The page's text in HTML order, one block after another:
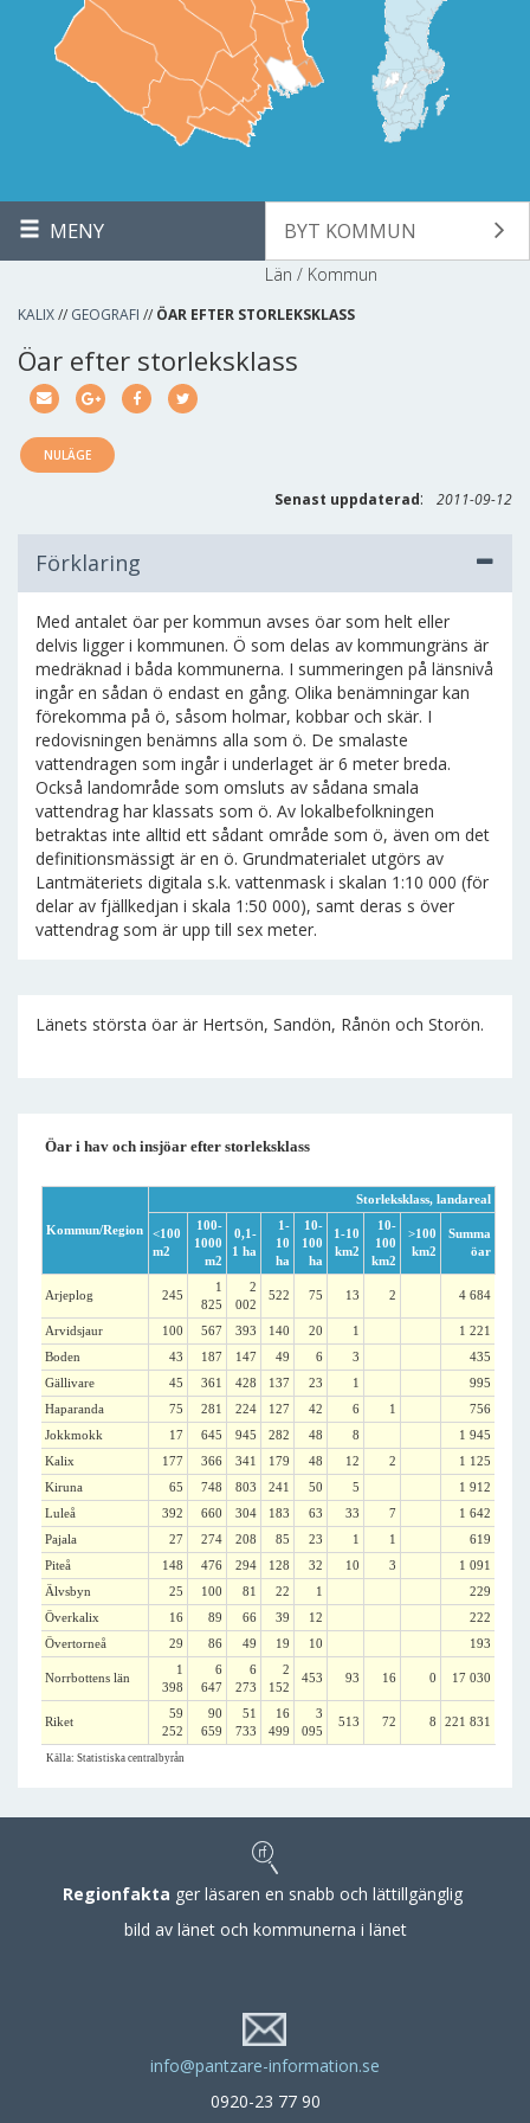
MENY BYT KOMMUN
Län / Kommun
KALIX// GEOGRAFI // ÖAR EFTER STORLEKSKLASS
Öar efter storleksklass
NULÄGE
Senast uppdaterad: 2011-09-12
Förklaring
Med antalet öar per kommun avses öar som helt eller
delvis ligger i kommunen. Ö som delas av kommungräns är
medräknad i båda kommunerna. I summeringen på länsnivå
ingår en sådan ö endast en gång. Olika benämningar kan
förekomma på ö, såsom holmar, kobbar och skär. I
redovisningen benämns alla som ö. De smalaste
vattendragen som ingår i underlaget är 6 meter breda.
Också landområde som omsluts av sådana smala
vattendrag har klassats som ö. Av lokalbefolkningen
betraktas inte alltid ett sådant område som ö, även om det
definitionsmässigt är en ö. Grundmaterialet utgörs av
Lantmäteriets digitala s.k. vattenmask i skalan 1:10 000 (för
delar av fjällkedjan i skala 1:50 000), samt deras s över
vattendrag som är upp till sex meter.
Länets största öar är Hertsön, Sandön, Rånön och Storön.
Öar i hav och insjöar efter storleksklass
Kommun/Region
Storleksklass, landareal
<100
m2
100-
1000
m2
0,1-
1 ha
1-
10
ha
10-
100
ha
1-10
km2
10-
100
km2
>100
km2
Summa
öar
Arjeplog 245
1
825
2
002
522 75 13 2 4 684
Arvidsjaur 100 567 393 140 20 1
1 221
Boden
43 187 147 49 6 3
435
Gällivare
45 361 428 137 23 1
995
Haparanda
75 281 224 127 42 6 1
756
Jokkmokk
17 645 945 282 48 8
1 945
Kalix
177 366 341 179 48 12 2
1 125
Kiruna
65 748 803 241 50 5
1 912
Luleå
392 660 304 183 63 33 7
1 642
Pajala
27 274 208 85 23 1 1
619
Piteå
148 476 294 128 32 10 3
1 091
Älvsbyn
25 100 81 22 1
229
Överkalix
16 89 66 39 12
222
Övertorneå
29 86 49 19 10 193
Norrbottens län
1
398
6
647
6
273
2
152
453 93 16 0 17 030
Riket
59
252
90
659
51
733
16
499
3
095
513 72 8 221 831
Källa: Statistiska centralbyrån
Regionfakta ger läsaren en snabb och lättillgänglig
bild av länet och kommunerna i länet
info@pantzare-information.se
0920-23 77 90